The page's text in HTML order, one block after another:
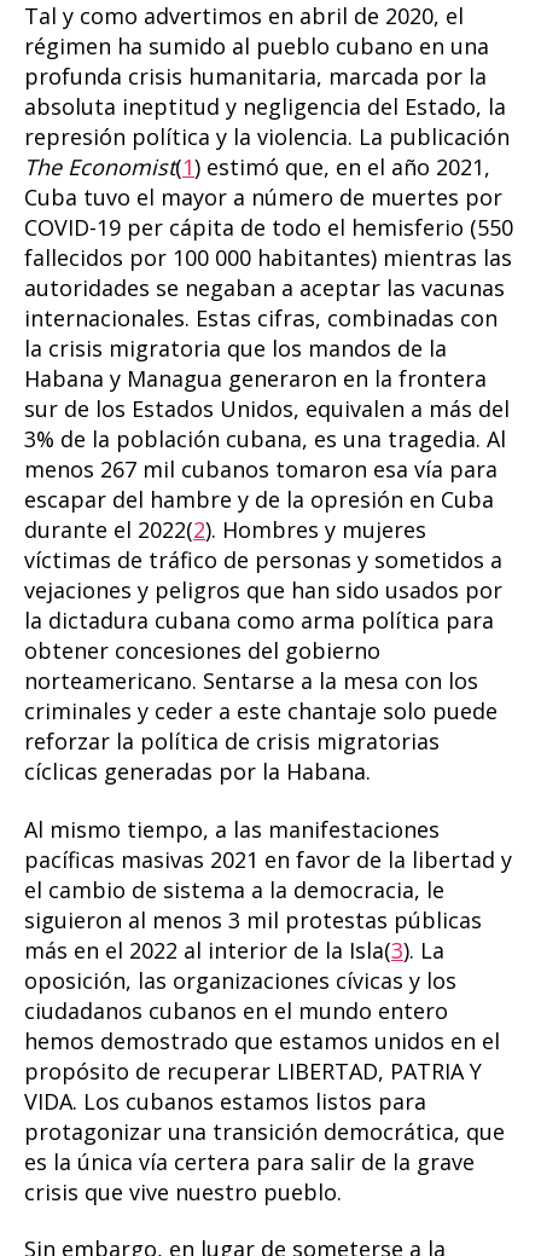
Tal y como advertimos en abril de 2020, el
régimen ha sumido al pueblo cubano en una
profunda crisis humanitaria, marcada por la
absoluta ineptitud y negligencia del Estado, la
represión política y la violencia. La publicación
The Economist(1) estimó que, en el año 2021,
Cuba tuvo el mayor a número de muertes por
COVID-19 per cápita de todo el hemisferio (550
fallecidos por 100 000 habitantes) mientras las
autoridades se negaban a aceptar las vacunas
internacionales. Estas cifras, combinadas con
la crisis migratoria que los mandos de la
Habana y Managua generaron en la frontera
sur de los Estados Unidos, equivalen a más del
3% de la población cubana, es una tragedia. Al
menos 267 mil cubanos tomaron esa vía para
escapar del hambre y de la opresión en Cuba
durante el 2022(2). Hombres y mujeres
víctimas de tráfico de personas y sometidos a
vejaciones y peligros que han sido usados por
la dictadura cubana como arma política para
obtener concesiones del gobierno
norteamericano. Sentarse a la mesa con los
criminales y ceder a este chantaje solo puede
reforzar la política de crisis migratorias
cíclicas generadas por la Habana.
Al mismo tiempo, a las manifestaciones
pacíficas masivas 2021 en favor de la libertad y
el cambio de sistema a la democracia, le
siguieron al menos 3 mil protestas públicas
más en el 2022 al interior de la Isla(3). La
oposición, las organizaciones cívicas y los
ciudadanos cubanos en el mundo entero
hemos demostrado que estamos unidos en el
propósito de recuperar LIBERTAD, PATRIA Y
VIDA. Los cubanos estamos listos para
protagonizar una transición democrática, que
es la única vía certera para salir de la grave
crisis que vive nuestro pueblo.
Sin embargo, en lugar de someterse a la